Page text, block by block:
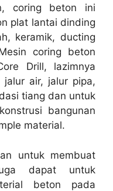
coring beton ini
plat lantai dinding
keramik, ducting
coring beton
Drill, lazimnya
air, jalur pipa,
tiang dan untuk
bangunan
material.
untuk membuat
dapat untuk
beton pada